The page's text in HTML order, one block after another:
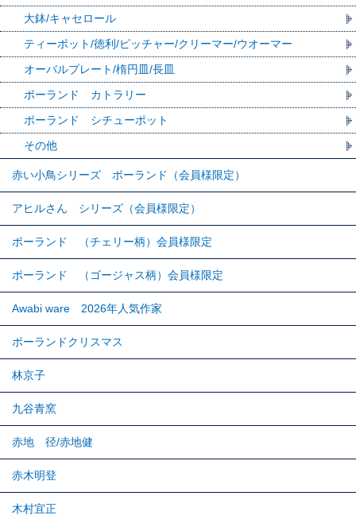
大鉢/キャセロール
ティーポット/徳利/ピッチャー/クリーマー/ウオーマー
オーバルプレート/楕円皿/長皿
ポーランド カトラリー
ポーランド シチューポット
その他
赤い小鳥シリーズ ポーランド（会員様限定）
アヒルさん シリーズ（会員様限定）
ポーランド （チェリー柄）会員様限定
ポーランド （ゴージャス柄）会員様限定
Awabi ware 2026年人気作家
ポーランドクリスマス
林京子
九谷青窯
赤地 径/赤地健
赤木明登
木村宜正